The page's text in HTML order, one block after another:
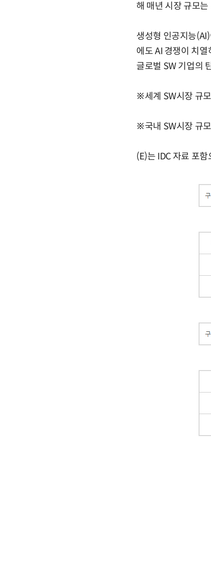
해 매년 시장 규모
생성형 인공지능
에도 AI 경쟁이 치
글로벌 SW 기업의
※세계 SW시장 규
※국내 SW시장 규
(E)는 IDC 자료 포